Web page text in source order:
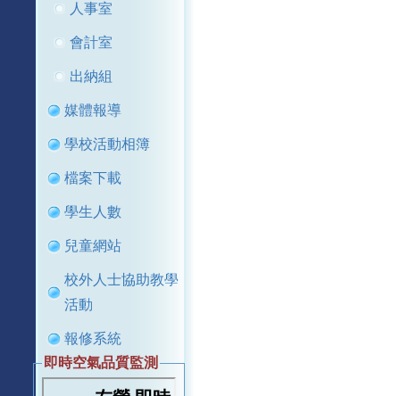
人事室
會計室
出納組
媒體報導
學校活動相簿
檔案下載
學生人數
兒童網站
校外人士協助教學
活動
報修系統
即時空氣品質監測